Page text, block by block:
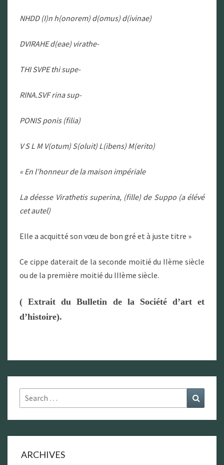
NHDD (I)n h(onorem) d(omus) d(ivinae)
DVIRAHE d(eae) virathe-
THI SVPE thi supe-
RINA.SVF rina sup-
PONIS ponis (filia)
V S L M V(otum) S(oluit) L(ibens) M(erito)
« En l’honneur de la maison impériale
La déesse Virathetis superina, (fille) de Suppo (a élévé
cet autel)
Elle a acquitté son vœu de bon gré et à juste titre »
Ce cippe daterait de la seconde moitié du IIème siècle
ou de la première moitié du IIIème siècle.
( Extrait du Bulletin de la Société d’art et
d’histoire).
Search
for:
ARCHIVES